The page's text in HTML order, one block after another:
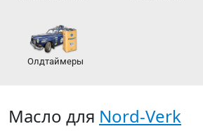
Олдтаймеры
Масло для Nord-Verk